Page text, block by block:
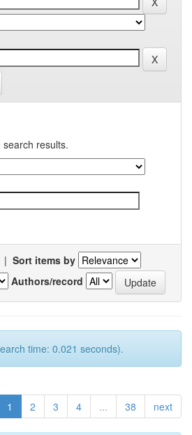
results.
| Sort items by
Authors/record
time: 0.021 seconds).
1 2 3 4 ... 38 next